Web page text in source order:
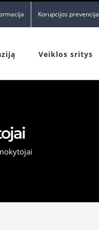
Korupcijos prevencija
Veiklos sritys